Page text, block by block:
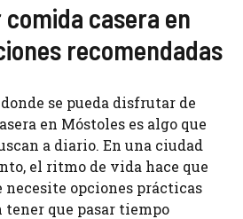
casera en
recomendadas
se pueda disfrutar de
en Móstoles es algo que
a diario. En una ciudad
el ritmo de vida hace que
necesite opciones prácticas
tener que pasar tiempo